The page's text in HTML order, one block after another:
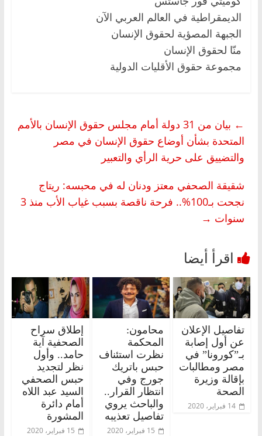
الديمقراطية في العالم العربي الآن
الجبهة المصؤية لحقوق الإنسان
منّا لحقوق الإنسان
مجموعة حقوق الأقليات الدولية
←
بيان من 31 دولة أمام مجلس حقوق الإنسان بالأمم
المتحدة بشأن أوضاع حقوق الإنسان في مصر
والتضييق على حرية الرأي والتعبير
شقيقة الصحفي معتز ودنان له في محبسه: ريتاج
نجحت بـ100%.. فرحة ناقصة بسبب غياب الأب منذ 3
سنوات →
تفاصيل الإعلان
عن أول إصابة
بـ”كورونا” في
مصر ومطالبات
بإقالة وزيرة
الصحة
14 فبراير، 2020
محامون:
المحكمة
نظرت استئناف
حبس باتريك
جورج وفي
انتظار القرار..
والباحث يروي
تفاصيل تعذيبه
15 فبراير، 2020
إطلاق سراح
الصحفية آية
حامد.. وأول
نظر لتجديد
حبس الصحفي
السيد عبد اللاه
أمام دائرة
المشورة
15 فبراير، 2020